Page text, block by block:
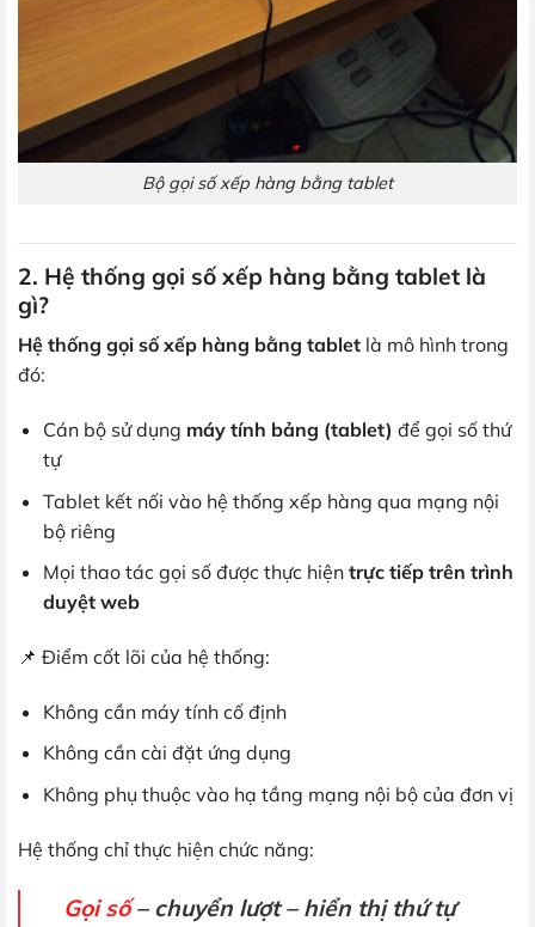
Bộ gọi số xếp hàng bằng tablet
2. Hệ thống gọi số xếp hàng bằng tablet là
gì?
Hệ thống gọi số xếp hàng bằng tablet là mô hình trong
đó:
Cán bộ sử dụng máy tính bảng (tablet) để gọi số thứ
tự
Tablet kết nối vào hệ thống xếp hàng qua mạng nội
bộ riêng
Mọi thao tác gọi số được thực hiện trực tiếp trên trình
duyệt web
📌 Điểm cốt lõi của hệ thống:
Không cần máy tính cố định
Không cần cài đặt ứng dụng
Không phụ thuộc vào hạ tầng mạng nội bộ của đơn vị
Hệ thống chỉ thực hiện chức năng:
Gọi số– chuyển lượt – hiển thị thứ tự